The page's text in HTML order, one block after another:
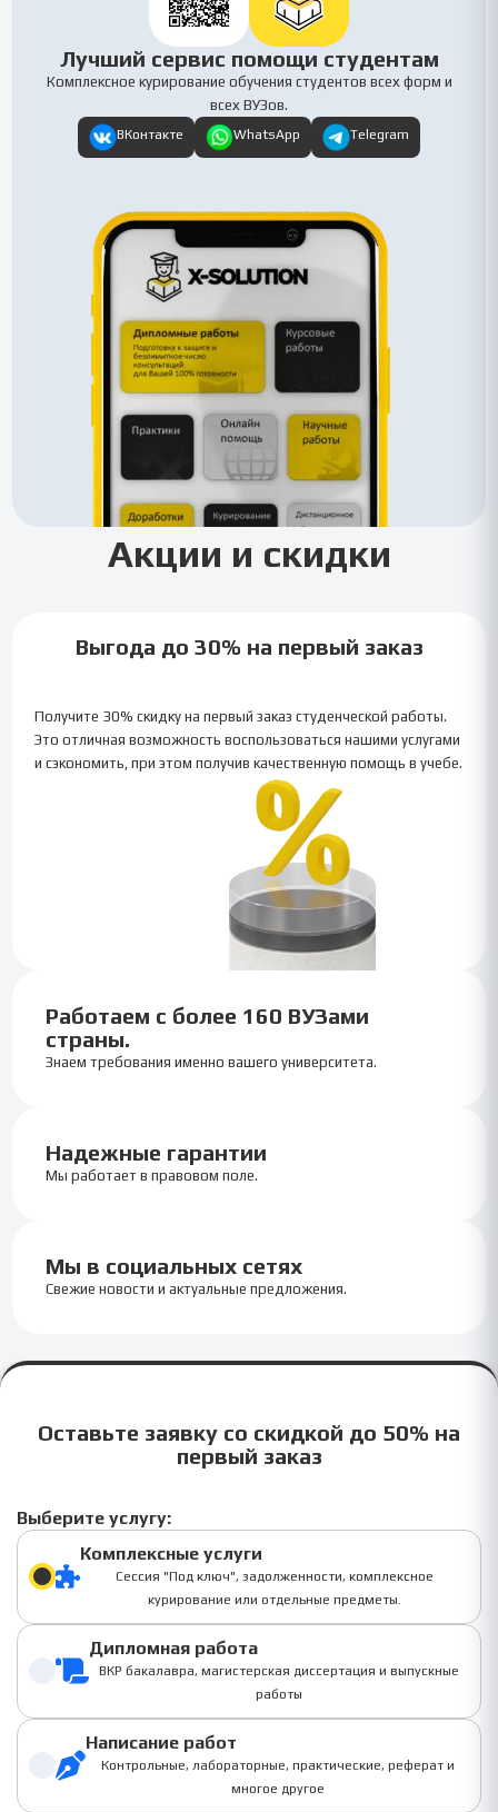
Лучший сервис помощи студентам
Комплексное курирование обучения студентов всех форм и
всех ВУЗов.
ВКонтакте WhatsApp Telegram
Акции и скидки
Выгода до 30% на первый заказ
Получите 30% скидку на первый заказ студенческой работы.
Это отличная возможность воспользоваться нашими услугами
и сэкономить, при этом получив качественную помощь в учебе.
Работаем с более 160 ВУЗами
страны.
Знаем требования именно вашего университета.
Надежные гарантии
Мы работает в правовом поле.
Мы в социальных сетях
Свежие новости и актуальные предложения.
Оставьте заявку со скидкой до 50% на
первый заказ
Выберите услугу:
Комплексные услуги
Сессия "Под ключ", задолженности, комплексное
курирование или отдельные предметы.
Дипломная работа
ВКР бакалавра, магистерская диссертация и выпускные
работы
Написание работ
Контрольные, лабораторные, практические, реферат и
многое другое